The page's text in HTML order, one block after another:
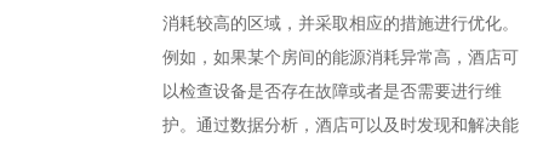
消耗较高的区域，并采取相应的措施进行优化。
例如，如果某个房间的能源消耗异常高，酒店可
以检查设备是否存在故障或者是否需要进行维
护。通过数据分析，酒店可以及时发现和解决能